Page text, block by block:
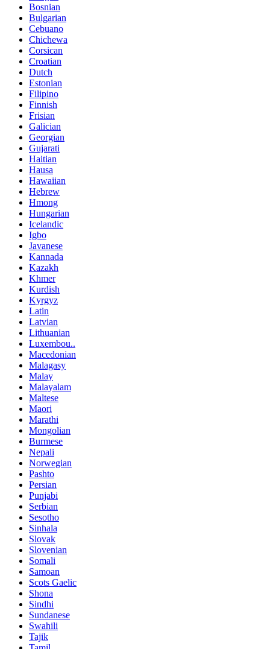
Bosnian
Bulgarian
Cebuano
Chichewa
Corsican
Croatian
Dutch
Estonian
Filipino
Finnish
Frisian
Galician
Georgian
Gujarati
Haitian
Hausa
Hawaiian
Hebrew
Hmong
Hungarian
Icelandic
Igbo
Javanese
Kannada
Kazakh
Khmer
Kurdish
Kyrgyz
Latin
Latvian
Lithuanian
Luxembou..
Macedonian
Malagasy
Malay
Malayalam
Maltese
Maori
Marathi
Mongolian
Burmese
Nepali
Norwegian
Pashto
Persian
Punjabi
Serbian
Sesotho
Sinhala
Slovak
Slovenian
Somali
Samoan
Scots Gaelic
Shona
Sindhi
Sundanese
Swahili
Tajik